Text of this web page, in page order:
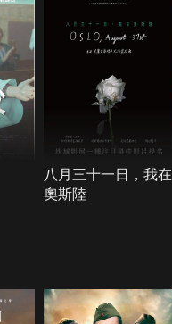
八月三十一日，我在
奧斯陸